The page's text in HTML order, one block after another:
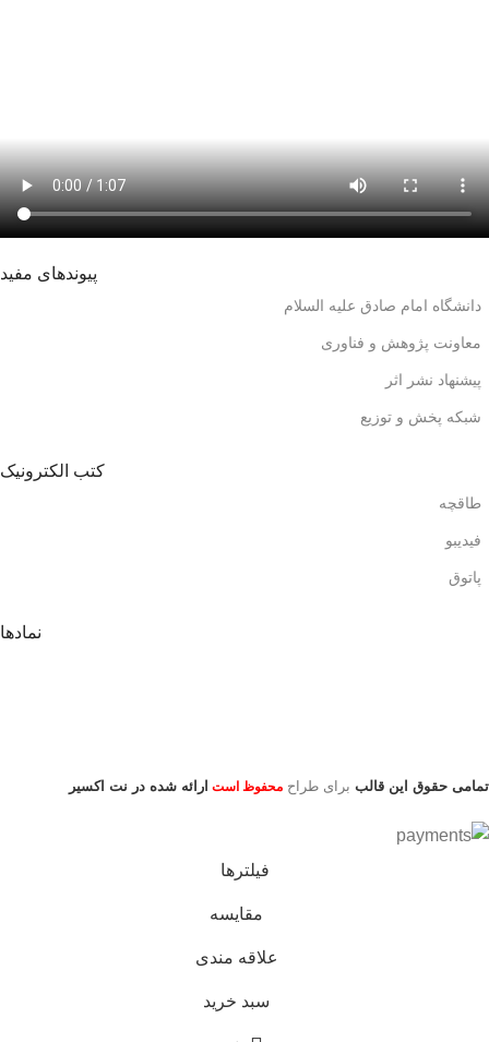
پیوندهای مفید
دانشگاه امام صادق علیه السلام
معاونت پژوهش و فناوری
پیشنهاد نشر اثر
شبکه پخش و توزیع
کتب الکترونیک
طاقچه
فیدیبو
پاتوق
نمادها
تمامی حقوق این قالب برای طراح محفوظ است ارائه شده در نت اکسیر
فیلترها
مقایسه
علاقه مندی
سبد خرید